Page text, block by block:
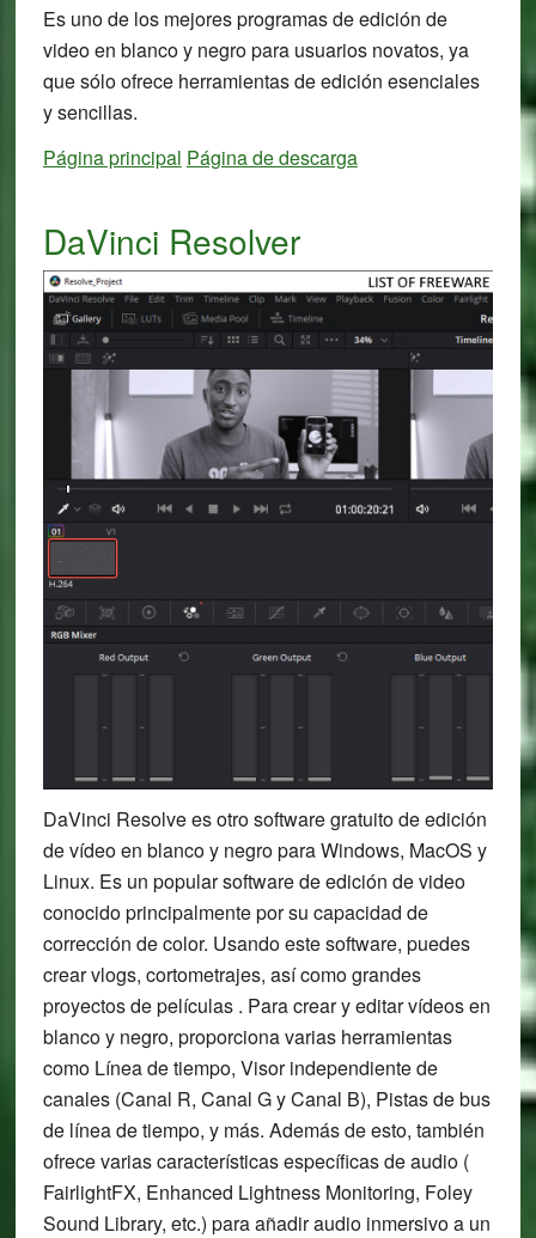
Es uno de los mejores programas de edición de
video en blanco y negro para usuarios novatos, ya
que sólo ofrece herramientas de edición esenciales
y sencillas.
Página principal Página de descarga
DaVinci Resolver
DaVinci Resolve es otro software gratuito de edición
de vídeo en blanco y negro para Windows, MacOS y
Linux. Es un popular software de edición de video
conocido principalmente por su capacidad de
corrección de color. Usando este software, puedes
crear vlogs, cortometrajes, así como grandes
proyectos de películas . Para crear y editar vídeos en
blanco y negro, proporciona varias herramientas
como Línea de tiempo, Visor independiente de
canales (Canal R, Canal G y Canal B), Pistas de bus
de línea de tiempo, y más. Además de esto, también
ofrece varias características específicas de audio (
FairlightFX, Enhanced Lightness Monitoring, Foley
Sound Library, etc.) para añadir audio inmersivo a un